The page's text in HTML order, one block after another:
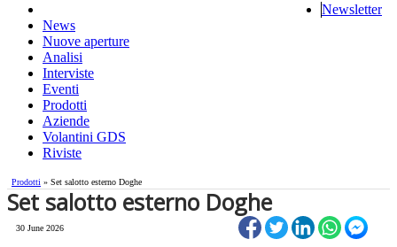
Newsletter
News
Nuove aperture
Analisi
Interviste
Eventi
Prodotti
Aziende
Volantini GDS
Riviste
Prodotti » Set salotto esterno Doghe
Set salotto esterno Doghe
30 June 2026